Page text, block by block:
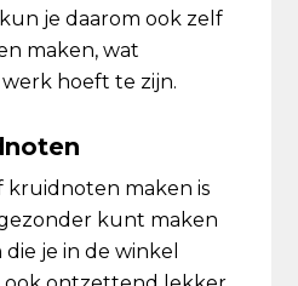
je daarom ook zelf
maken, wat
hoeft te zijn.
kruidnoten maken is
kunt maken
je in de winkel